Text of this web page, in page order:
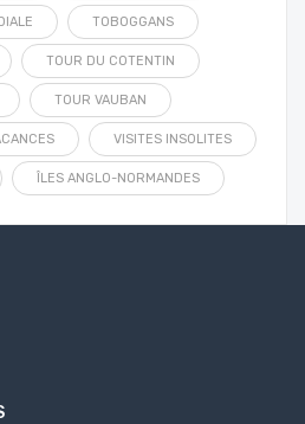
TOBOGGANS
TOUR DU COTENTIN
TOUR VAUBAN
VISITES INSOLITES
ÎLES ANGLO-NORMANDES